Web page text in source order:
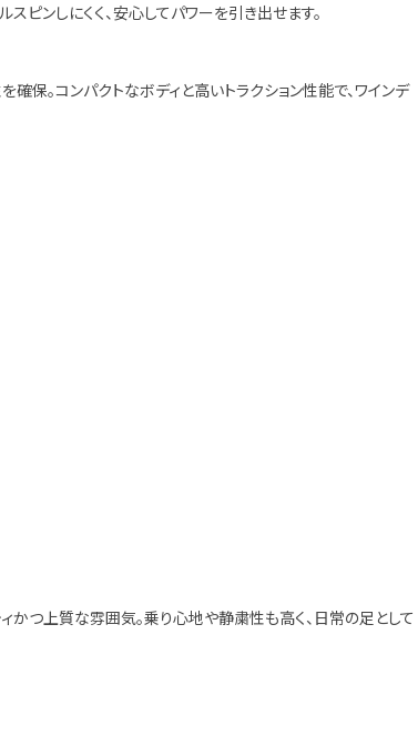
ンしにくく、安心してパワーを引き出せます。
保。コンパクトなボディと高いトラクション性能で、ワインデ
かつ上質な雰囲気。乗り心地や静粛性も高く、日常の足として